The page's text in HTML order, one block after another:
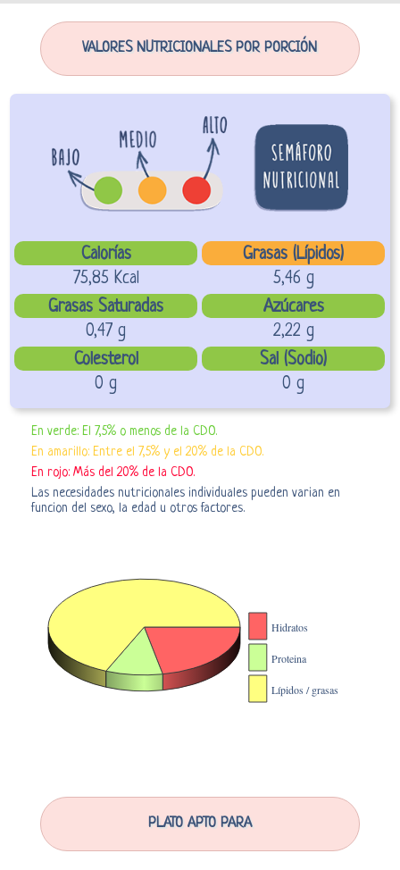
VALORES NUTRICIONALES POR PORCIÓN
Calorías
Grasas (Lípidos)
75,85 Kcal
5,46 g
Grasas Saturadas
Azúcares
0,47 g
2,22 g
Colesterol
Sal (Sodio)
0 g
0 g
En verde: El 7,5% o menos de la CDO.
En amarillo: Entre el 7,5% y el 20% de la CDO.
En rojo: Más del 20% de la CDO.
Las necesidades nutricionales individuales pueden varian en
funcion del sexo, la edad u otros factores.
PLATO APTO PARA